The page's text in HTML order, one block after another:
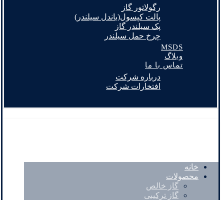
رگولاتور گاز
پالت کپسول(باندل سیلندر)
پک سیلندر گاز
چرخ حمل سیلندر
MSDS
وبلاگ
تماس با ما
درباره شرکت
افتخارات شرکت
خانه
محصولات
گاز خالص
گاز ترکیبی